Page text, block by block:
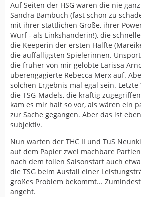
Auf Seiten der HSG waren die nie
Sandra Bambuch (fast schon zu
mit ihrer stattlichen Größe, ihrer
Wurf - als Linkshänderin!), die
die Keeperin der ersten Hälfte
die auffälligsten Spielerinnen.
die früher von mir gelobte Larissa
überengagierte Rebecca Merx auf.
solchen Ergebnis mal egal sein. Letzte
die TSG-Mädels, die kräftig
kam es mir halt so vor, als wären ein
zur Sache gegangen. Aber das ist
subjektiv.
Nun warten der THC II und TuS
auf dem Papier zwei machbare
nach dem tollen Saisonstart auch
die TSG beim Ausfall einer
großes Problem bekommt...
angeht.